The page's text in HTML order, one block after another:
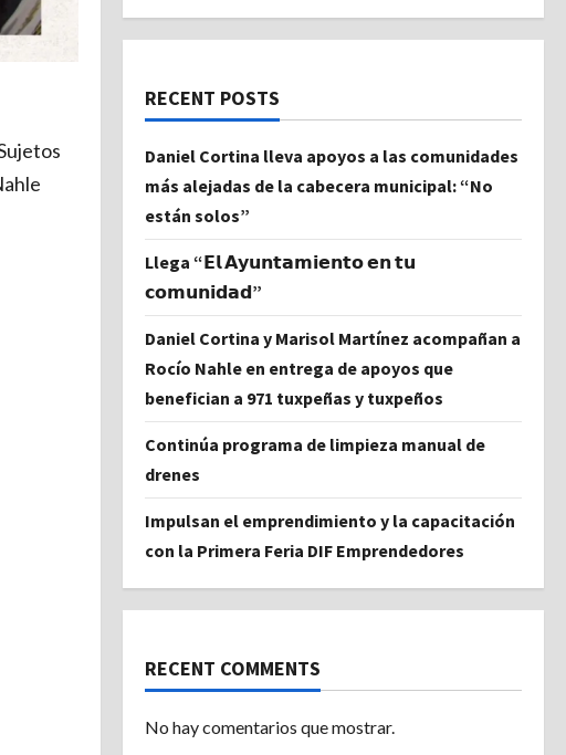
RECENT POSTS
Daniel Cortina lleva apoyos a las comunidades
más alejadas de la cabecera municipal: “No
están solos”
Llega “𝗘𝗹 𝗔𝘆𝘂𝗻𝘁𝗮𝗺𝗶𝗲𝗻𝘁𝗼 𝗲𝗻 𝘁𝘂
𝗰𝗼𝗺𝘂𝗻𝗶𝗱𝗮𝗱”
Daniel Cortina y Marisol Martínez acompañan a
Rocío Nahle en entrega de apoyos que
benefician a 971 tuxpeñas y tuxpeños
Continúa programa de limpieza manual de
drenes
Impulsan el emprendimiento y la capacitación
con la Primera Feria DIF Emprendedores
RECENT COMMENTS
No hay comentarios que mostrar.